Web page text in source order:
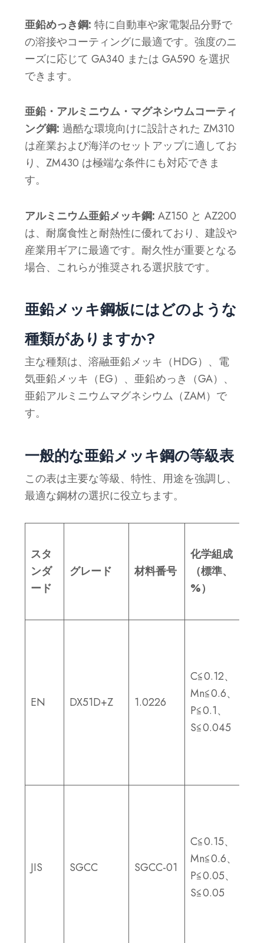
亜鉛めっき鋼: 特に自動車や家電製品分野で
の溶接やコーティングに最適です。強度のニ
ーズに応じて GA340 または GA590 を選択
できます。
亜鉛・アルミニウム・マグネシウムコーティ
ング鋼: 過酷な環境向けに設計された ZM310
は産業および海洋のセットアップに適してお
り、ZM430 は極端な条件にも対応できま
す。
アルミニウム亜鉛メッキ鋼: AZ150 と AZ200
は、耐腐食性と耐熱性に優れており、建設や
産業用ギアに最適です。耐久性が重要となる
場合、これらが推奨される選択肢です。
亜鉛メッキ鋼板にはどのような
種類がありますか?
主な種類は、溶融亜鉛メッキ（HDG）、電
気亜鉛メッキ（EG）、亜鉛めっき（GA）、
亜鉛アルミニウムマグネシウム（ZAM）で
す。
一般的な亜鉛メッキ鋼の等級表
この表は主要な等級、特性、用途を強調し、
最適な鋼材の選択に役立ちます。
スタ
ンダ
ード
グレード 材料番号
化学組成
（標準、
%）
EN DX51D+Z 1.0226
C≦0.12、
Mn≦0.6、
P≦0.1、
S≦0.045
JIS SGCC SGCC-01
C≦0.15、
Mn≦0.6、
P≦0.05、
S≦0.05